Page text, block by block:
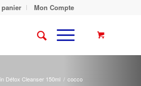
panier Mon Compte
Détox Cleanser 150ml / cocco